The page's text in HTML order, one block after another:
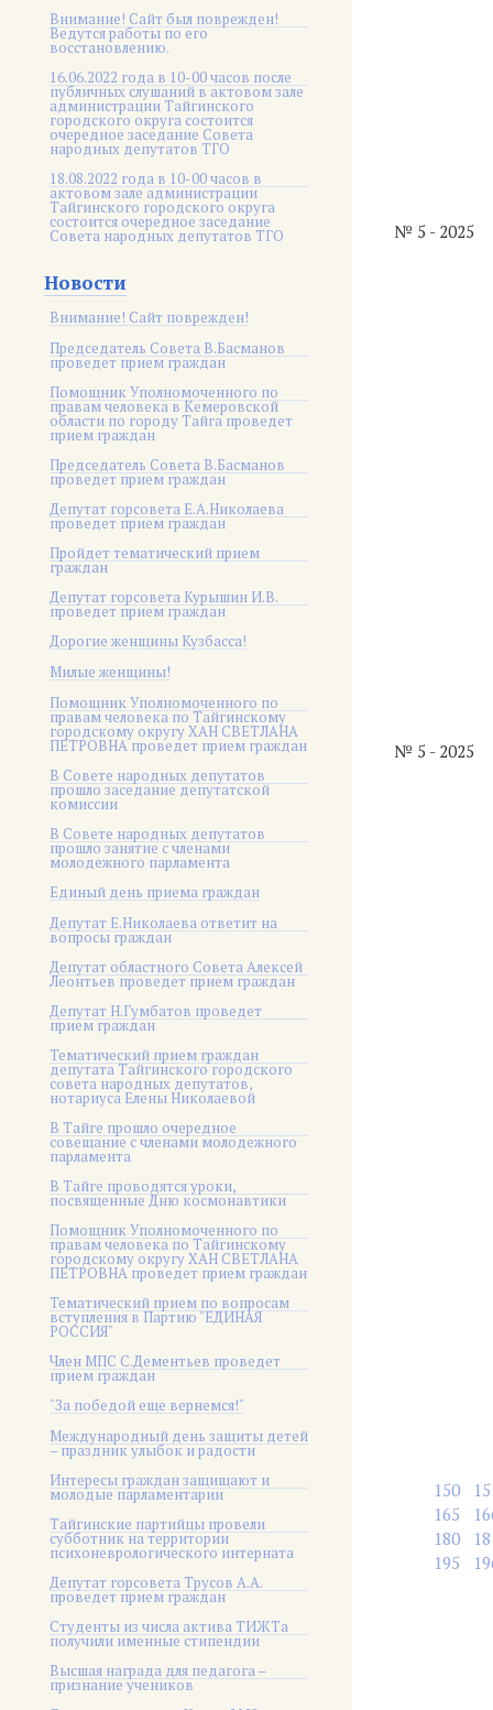
Внимание! Сайт был поврежден!
Ведутся работы по его
восстановлению.
16.06.2022 года в 10-00 часов после
публичных слушаний в актовом зале
администрации Тайгинского
городского округа состоится
очередное заседание Совета
народных депутатов ТГО
18.08.2022 года в 10-00 часов в
актовом зале администрации
Тайгинского городского округа
состоится очередное заседание
Совета народных депутатов ТГО
Новости
Внимание! Сайт поврежден!
Председатель Совета В.Басманов
проведет прием граждан
Помощник Уполномоченного по
правам человека в Кемеровской
области по городу Тайга проведет
прием граждан
Председатель Совета В.Басманов
проведет прием граждан
Депутат горсовета Е.А.Николаева
проведет прием граждан
Пройдет тематический прием
граждан
Депутат горсовета Курышин И.В.
проведет прием граждан
Дорогие женщины Кузбасса!
Милые женщины!
Помощник Уполномоченного по
правам человека по Тайгинскому
городскому округу ХАН СВЕТЛАНА
ПЕТРОВНА проведет прием граждан
В Совете народных депутатов
прошло заседание депутатской
комиссии
В Совете народных депутатов
прошло занятие с членами
молодежного парламента
Единый день приема граждан
Депутат Е.Николаева ответит на
вопросы граждан
Депутат областного Совета Алексей
Леонтьев проведет прием граждан
Депутат Н.Гумбатов проведет
прием граждан
Тематический прием граждан
депутата Тайгинского городского
совета народных депутатов,
нотариуса Елены Николаевой
В Тайге прошло очередное
совещание с членами молодежного
парламента
В Тайге проводятся уроки,
посвященные Дню космонавтики
Помощник Уполномоченного по
правам человека по Тайгинскому
городскому округу ХАН СВЕТЛАНА
ПЕТРОВНА проведет прием граждан
Тематический прием по вопросам
вступления в Партию "ЕДИНАЯ
РОССИЯ"
Член МПС С.Дементьев проведет
прием граждан
"За победой еще вернемся!"
Международный день защиты детей
– праздник улыбок и радости
Интересы граждан защищают и
молодые парламентарии
Тайгинские партийцы провели
субботник на территории
психоневрологического интерната
Депутат горсовета Трусов А.А.
проведет прием граждан
Студенты из числа актива ТИЖТа
получили именные стипендии
Высшая награда для педагога –
признание учеников
№ 5 - 2025
№ 5 - 2025
150
165
180
195